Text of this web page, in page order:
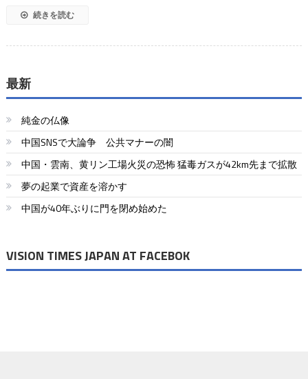
続きを読む
最新
純金の仏像
中国SNSで大論争 公共マナーの闇
中国・雲南、黄リン工場火災の恐怖 猛毒ガスが42km先まで拡散
夢の起業で資産を溶かす
中国が40年ぶりに門を閉め始めた
VISION TIMES JAPAN AT FACEBOK